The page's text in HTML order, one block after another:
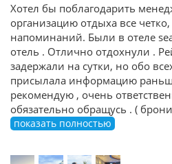
Хотел бы поблагодарить
организацию отдыха все четко,
напоминаний. Были в отеле
отель . Отлично отдохнули .
задержали на сутки, но обо
присылала информацию
рекомендую , очень
обязательно обращусь . (
показать полностью